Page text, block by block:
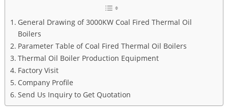
General Drawing of 3000KW Coal Fired Thermal Oil
Boilers
Parameter Table of Coal Fired Thermal Oil Boilers
Thermal Oil Boiler Production Equipment
Factory Visit
Company Profile
Send Us Inquiry to Get Quotation